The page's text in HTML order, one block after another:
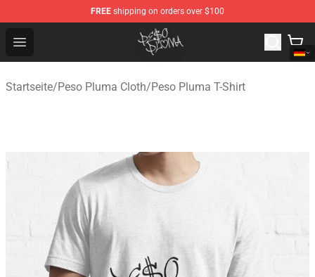
FREE shipping on orders over $100
Open menu
Peso Pluma Store - Official Peso Pluma Merchandise
Startseite/Peso Pluma Cloth/Peso Pluma T-Shirt